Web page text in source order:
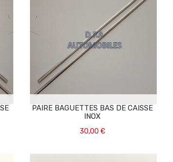
PAIRE BAGUETTES BAS DE CAISSE
INOX
30,00 €
Ajouter Au Panier